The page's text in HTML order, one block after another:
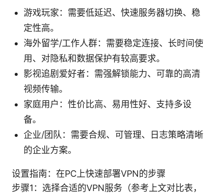
游戏玩家：需要低延迟、快速服务器切换、稳
定性高。
海外留学/工作人群：需要稳定连接、长时间使
用、对隐私和数据保护有较高要求。
影视追剧爱好者：需强解锁能力、可靠的高清
视频传输。
家庭用户：性价比高、易用性好、支持多设
备。
企业/团队：需要合规、可管理、日志策略清晰
的企业方案。
设置指南：在PC上快速部署VPN的步骤
步骤1：选择合适的VPN服务（参考上文对比表，